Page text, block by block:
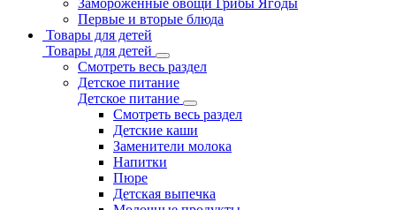
Замороженные овощи Грибы Ягоды
Первые и вторые блюда
Товары для детей
Товары для детей
Смотреть весь раздел
Детское питание
Детское питание
Смотреть весь раздел
Детские каши
Заменители молока
Напитки
Пюре
Детская выпечка